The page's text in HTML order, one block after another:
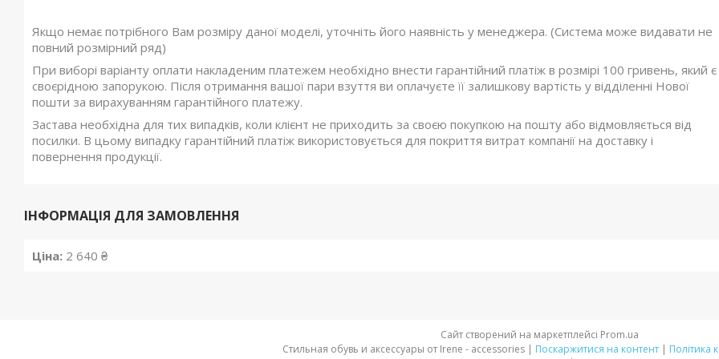
Якщо немає потрібного Вам розміру даної моделі, уточніть його наявність у менеджера. (Система може видавати не
повний розмірний ряд)
При виборі варіанту оплати накладеним платежем необхідно внести гарантійний платіж в розмірі 100 гривень, який є
своєрідною запорукою. Після отримання вашої пари взуття ви оплачуєте її залишкову вартість у відділенні Нової
пошти за вирахуванням гарантійного платежу.
Застава необхідна для тих випадків, коли клієнт не приходить за своєю покупкою на пошту або відмовляється від
посилки. В цьому випадку гарантійний платіж використовується для покриття витрат компанії на доставку і
повернення продукції.
ІНФОРМАЦІЯ ДЛЯ ЗАМОВЛЕННЯ
Ціна: 2 640 ₴
Сайт створений на маркетплейсі Prom.ua
Стильная обувь и аксессуары от Irene - accessories | Поскаржитися на контент | Політика